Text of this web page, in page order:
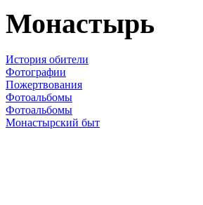
Монастырь
История обители
Фотографии
Пожертвования
Фотоальбомы
Фотоальбомы
Монастырский быт